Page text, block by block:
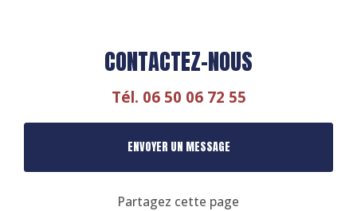
CONTACTEZ-NOUS
Tél. 06 50 06 72 55
ENVOYER UN MESSAGE
Partagez cette page